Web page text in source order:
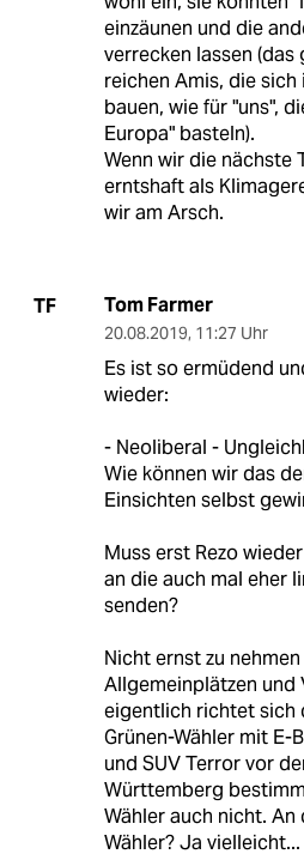
einzäunen und die
verrecken lassen
reichen Amis, die sich
bauen, wie für "uns",
Europa" basteln).
Wenn wir die nächste
erntshaft als
wir am Arsch.
TF Tom Farmer
20.08.2019, 11:27 Uhr
Es ist so ermüdend
wieder:
- Neoliberal -
Wie können wir das
Einsichten selbst
Muss erst Rezo
an die auch mal eher
senden?
Nicht ernst zu
Allgemeinplätzen und
eigentlich richtet sich
Grünen-Wähler mit E-
und SUV Terror vor
Württemberg
Wähler auch nicht. An
Wähler? Ja